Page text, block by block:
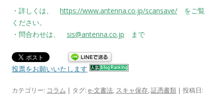
・詳しくは、 https://www.antenna.co.jp/scansave/ をご覧
ください。
・問合わせは、 sis@antenna.co.jp まで
投票をお願いいたします
カテゴリー: コラム | タグ: e-文書法, スキャ保存,証憑書類 | 投稿日: